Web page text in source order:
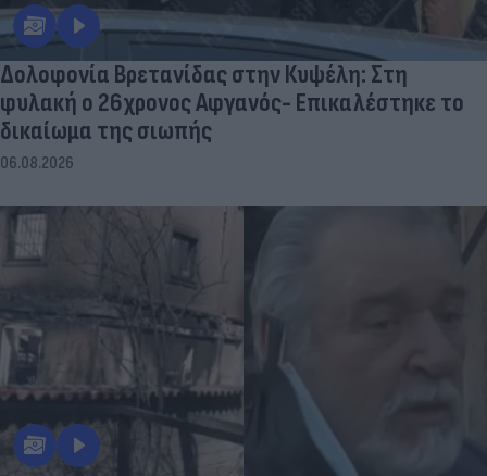
Δολοφονία Βρετανίδας στην Κυψέλη: Στη
φυλακή ο 26χρονος Αφγανός- Επικαλέστηκε το
δικαίωμα της σιωπής
06.08.2026